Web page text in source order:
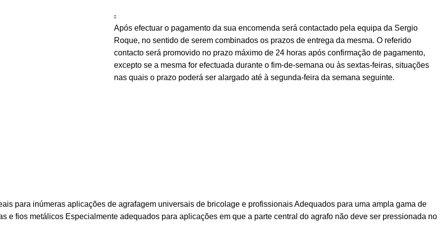
Após efectuar o pagamento da sua encomenda será contactado pela equipa da Sergio
Roque, no sentido de serem combinados os prazos de entrega da mesma. O referido
contacto será promovido no prazo máximo de 24 horas após confirmação de pagamento,
excepto se a mesma for efectuada durante o fim-de-semana ou às sextas-feiras, situações
nas quais o prazo poderá ser alargado até à segunda-feira da semana seguinte.
para inúmeras aplicações de agrafagem universais de bricolage e profissionais Adequados para uma ampla gama de
e fios metálicos Especialmente adequados para aplicações em que a parte central do agrafo não deve ser pressionada no